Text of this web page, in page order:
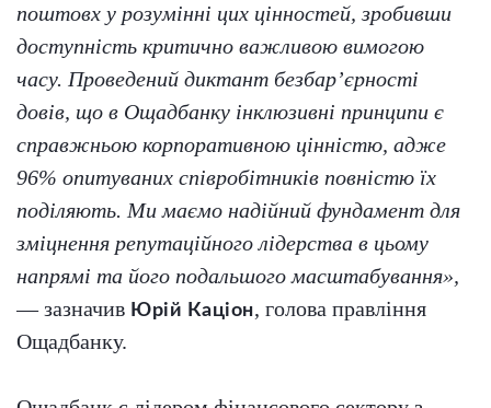
поштовх у розумінні цих цінностей, зробивши
доступність критично важливою вимогою
часу. Проведений диктант безбар’єрності
довів, що в Ощадбанку інклюзивні принципи є
справжньою корпоративною цінністю, адже
96% опитуваних співробітників повністю їх
поділяють. Ми маємо надійний фундамент для
зміцнення репутаційного лідерства в цьому
напрямі та його подальшого масштабування»,
— зазначив Юрій Каціон, голова правління
Ощадбанку.